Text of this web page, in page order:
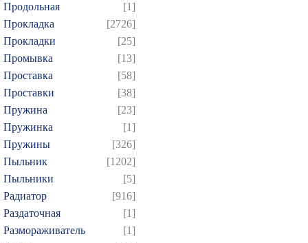
Продольная
[1]
Прокладка
[2726]
Прокладки
[25]
Промывка
[13]
Проставка
[58]
Проставки
[38]
Пружина
[23]
Пружинка
[1]
Пружины
[326]
Пыльник
[1202]
Пыльники
[5]
Радиатор
[916]
Раздаточная
[1]
Размораживатель
[1]